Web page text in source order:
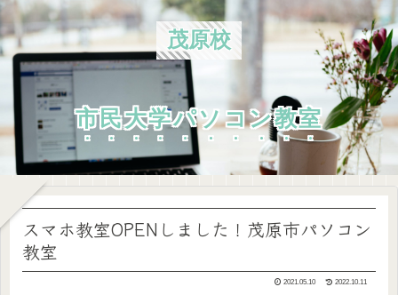
茂原校
市民大学パソコン教室
スマホ教室OPENしました！茂原市パソコン
教室
2021.05.10 2022.10.11